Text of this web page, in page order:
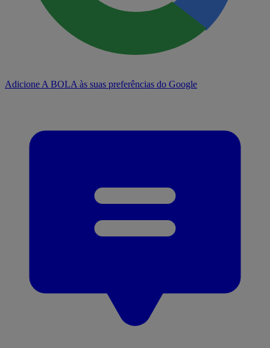
Adicione A BOLA às suas preferências do Google